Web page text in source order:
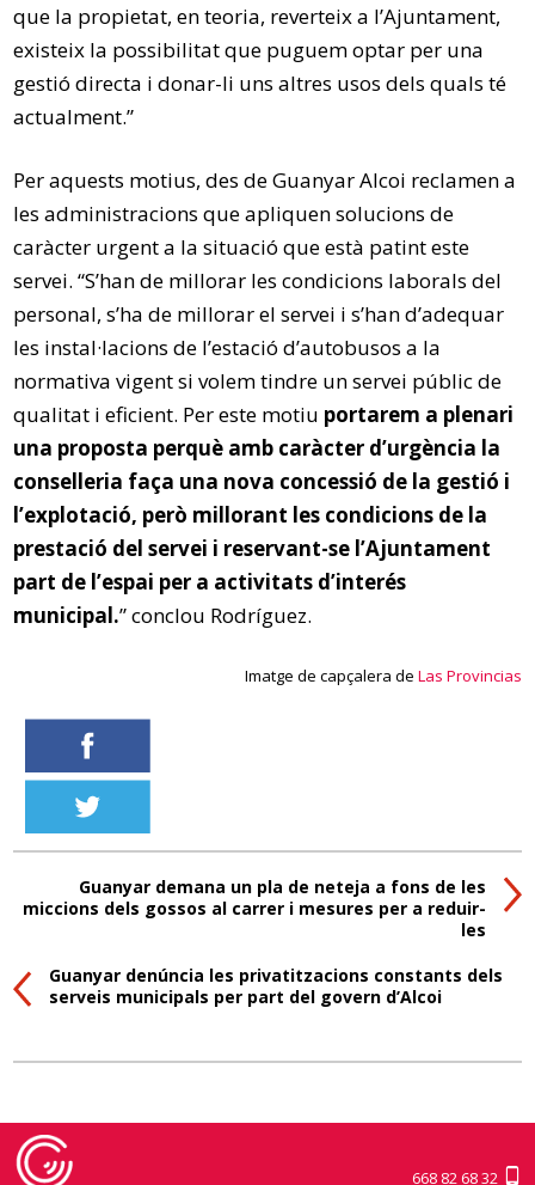
que la propietat, en teoria, reverteix a l’Ajuntament,
existeix la possibilitat que puguem optar per una
gestió directa i donar-li uns altres usos dels quals té
actualment.”
Per aquests motius, des de Guanyar Alcoi reclamen a
les administracions que apliquen solucions de
caràcter urgent a la situació que està patint este
servei. “S’han de millorar les condicions laborals del
personal, s’ha de millorar el servei i s’han d’adequar
les instal·lacions de l’estació d’autobusos a la
normativa vigent si volem tindre un servei públic de
qualitat i eficient. Per este motiu portarem a plenari
una proposta perquè amb caràcter d’urgència la
conselleria faça una nova concessió de la gestió i
l’explotació, però millorant les condicions de la
prestació del servei i reservant-se l’Ajuntament
part de l’espai per a activitats d’interés
municipal.” conclou Rodríguez.
Imatge de capçalera de Las Provincias
Guanyar demana un pla de neteja a fons de les
miccions dels gossos al carrer i mesures per a reduir-
les
Guanyar denúncia les privatitzacions constants dels
serveis municipals per part del govern d’Alcoi
668 82 68 32